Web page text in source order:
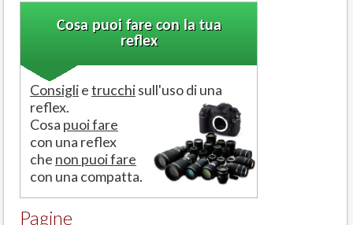
Cosa puoi fare con la tua
reflex
Consiglietrucchisull'uso di una
reflex.
Cosa puoi fare
con una reflex
che non puoi fare
con una compatta.
Pagine